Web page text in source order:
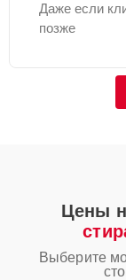
Даже если
позже
Цены
Выберите